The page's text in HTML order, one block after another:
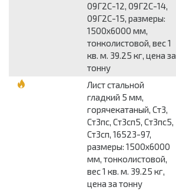
09Г2С-12, 09Г2С-14,
09Г2С-15, размеры:
1500x6000 мм,
тонколистовой, вес 1
кв. м. 39.25 кг, цена за
тонну
Лист стальной
гладкий 5 мм,
горячекатаный, Ст3,
Ст3пс, Ст3сп5, Ст3пс5,
Ст3сп, 16523-97,
размеры: 1500x6000
мм, тонколистовой,
вес 1 кв. м. 39.25 кг,
цена за тонну